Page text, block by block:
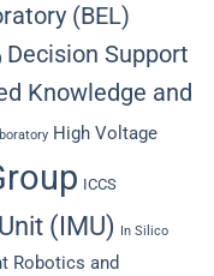
(BEL)
Decision Support
Knowledge and
High Voltage
ICCS
(IMU) In Silico
Robotics and